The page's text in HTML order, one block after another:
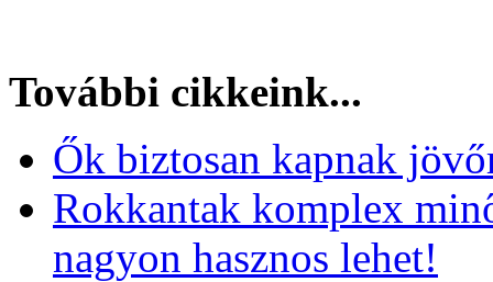
További cikkeink...
Ők biztosan kapnak
Rokkantak komplex
nagyon hasznos lehet!